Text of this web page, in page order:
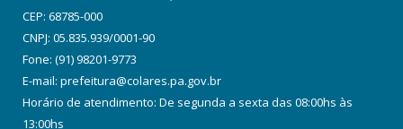
CEP: 68785-000
CNPJ: 05.835.939/0001-90
Fone: (91) 98201-9773
E-mail: prefeitura@colares.pa.gov.br
Horário de atendimento: De segunda a sexta das 08:00hs às
13:00hs